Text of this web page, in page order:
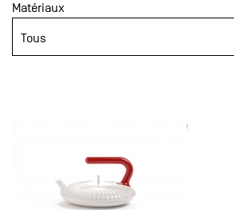
Matériaux